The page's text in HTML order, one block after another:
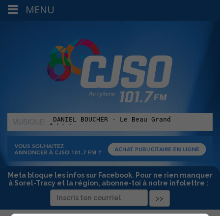
MUSIQUE
:
Meta bloque les infos sur Facebook. Pour ne rien manquer
à Sorel-Tracy et la région, abonne-toi à notre infolettre :
MENU